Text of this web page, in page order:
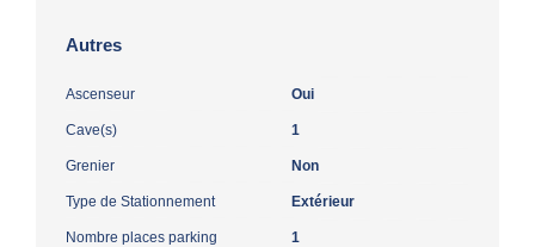
Autres
Ascenseur Oui
Cave(s) 1
Grenier Non
Type de Stationnement Extérieur
Nombre places parking 1